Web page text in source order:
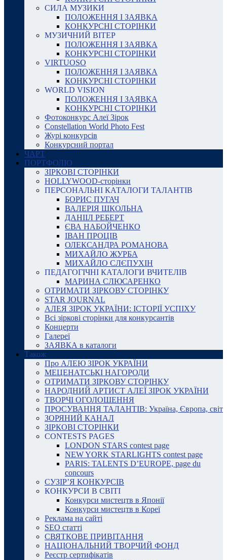
СИЛА МУЗИКИ
ПОЛОЖЕННЯ І ЗАЯВКА
КОНКУРСНІ СТОРІНКИ
МУЗИЧНИЙ ВІТЕР
ПОЛОЖЕННЯ І ЗАЯВКА
КОНКУРСНІ СТОРІНКИ
VIRTUOSO
ПОЛОЖЕННЯ І ЗАЯВКА
КОНКУРСНІ СТОРІНКИ
WORLD VISION
ПОЛОЖЕННЯ І ЗАЯВКА
КОНКУРСНІ СТОРІНКИ
Фотоконкурс Алеї Зірок
Constellation World Photo Fest
Журі конкурсів
Конкурсний портал
ЧАРТ
ПОРТФОЛІО
ЗІРКОВІ СТОРІНКИ
HOLLYWOOD-сторінки
ПЕРСОНАЛЬНІ КАТАЛОГИ ТАЛАНТІВ
БОРИС ПУГАЧ
ВАЛЕРІЯ ШКОЛЬНА
ДАНІІЛ РЕБЕРТ
ЄВА НАБОЙЧЕНКО
ІВАН ПРОЦІВ
ОЛЕКСАНДРА РОМАНОВА
МИХАЙЛО ЖУРБА
МИХАЙЛО СЛЄПУХІН
ПЕДАГОГІЧНІ КАТАЛОГИ ВЧИТЕЛІВ
МАРИНА СЛЮСАРЕНКО
ОТРИМАТИ ЗІРКОВУ СТОРІНКУ
STAR JOURNAL
АЛЕЯ ЗІРОК УКРАЇНИ: ІСТОРІЇ УСПІХУ
Всі зіркові сторінки для конкурсантів
Концерти
Галереї
ЗАЯВКА в каталоги
Також
Про АЛЕЮ ЗІРОК УКРАЇНИ
МЕЦЕНАТСЬКІ НАГОРОДИ
ОТРИМАТИ ЗІРКОВУ СТОРІНКУ
НАРОДНИЙ АРТИСТ АЛЕЇ ЗІРОК УКРАЇНИ
ТВОРЧІ ОГОЛОШЕННЯ
ПРОСУВАННЯ ТАЛАНТІВ: Україна, Європа, світ
ЗОРЯНИЙ КАНАЛ
ЗІРКОВІ СТОРІНКИ
CONTESTS PAGES
LONDON STARS contest page
NEW YORK STARLIGHTS contest page
PARIS: TALENTS D’EUROPE, page du
concours
СУЗІР’Я КОНКУРСІВ
КОНКУРСИ В СВІТІ
Конкурси мистецтв в Японії
Конкурси мистецтв в Кореї
Реклама на сайті
SEO статті
СВЯТКОВЕ ПРИВІТАННЯ
НАЦІОНАЛЬНИЙ ТВОРЧИЙ ФОНД
Реєстр сертифікатів